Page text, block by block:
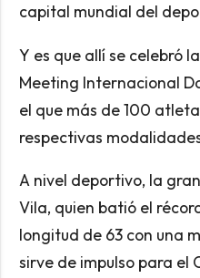
capital mundial del
Y es que allí se celebró
Meeting Internacional
el que más de 100
respectivas
A nivel deportivo, la
Vila, quien batió el
longitud de 63 con una
sirve de impulso para el